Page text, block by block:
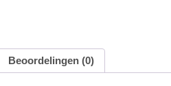
Beoordelingen (0)